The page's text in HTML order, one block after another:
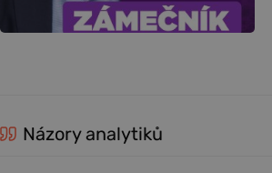
Názory analytiků